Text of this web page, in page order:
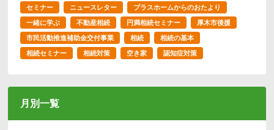
セミナー ニュースレター プラスホームからのおたより
一緒に学ぶ 不動産相続 円満相続セミナー 厚木市後援
市民活動推進補助金交付事業 相続 相続の基本
相続セミナー 相続対策 空き家 認知症対策
月別一覧